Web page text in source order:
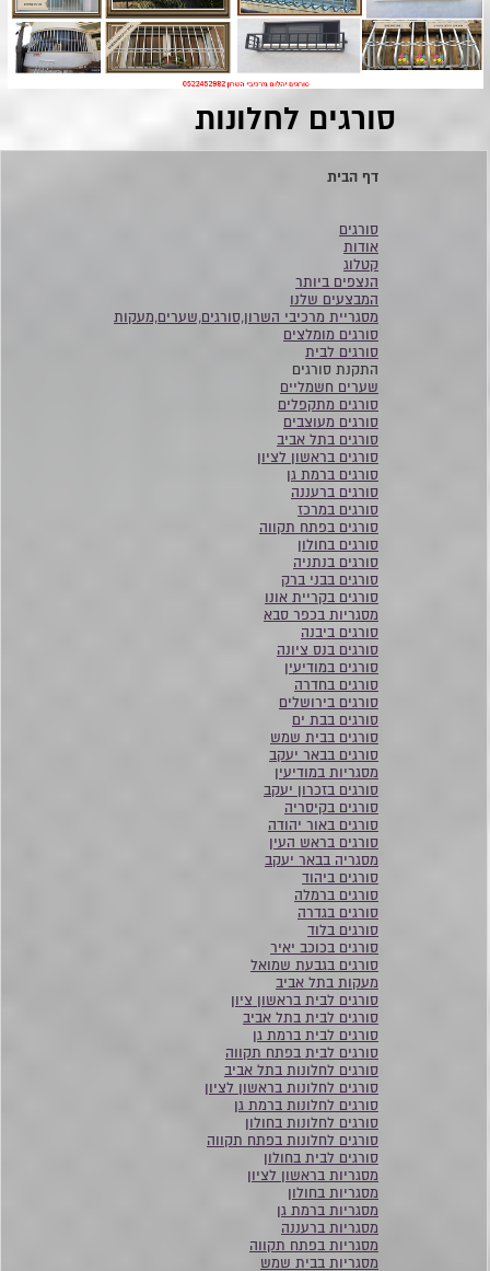
דף הבית
סורגים
אודות
קטלוג
הנצפים ביותר
המבצעים שלנו
מסגריית מרכיבי השרון,סורגים,שערים,מעקות
סורגים מומלצים
סורגים לבית
התקנת סורגים
שערים חשמליים
סורגים מתקפלים
סורגים מעוצבים
סורגים בתל אביב
סורגים בראשון לציון
סורגים ברמת גן
סורגים ברעננה
סורגים במרכז
סורגים בפתח תקווה
סורגים בחולון
סורגים בנתניה
סורגים בבני ברק
סורגים בקריית אונו
מסגריות בכפר סבא
סורגים ביבנה
סורגים בנס ציונה
סורגים במודיעין
סורגים בחדרה
סורגים בירושלים
סורגים בבת ים
סורגים בבית שמש
סורגים בבאר יעקב
מסגריות במודיעין
סורגים בזכרון יעקב
סורגים בקיסריה
סורגים באור יהודה
סורגים בראש העין
מסגריה בבאר יעקב
סורגים ביהוד
סורגים ברמלה
סורגים בגדרה
סורגים בלוד
סורגים בכוכב יאיר
סורגים בגבעת שמואל
מעקות בתל אביב
סורגים לבית בראשון ציון
סורגים לבית בתל אביב
סורגים לבית ברמת גן
סורגים לבית בפתח תקווה
סורגים לחלונות בתל אביב
סורגים לחלונות בראשון לציון
סורגים לחלונות ברמת גן
סורגים לחלונות בחולון
סורגים לחלונות בפתח תקווה
סורגים לבית בחולון
מסגריות בראשון לציון
מסגריות בחולון
מסגריות ברמת גן
מסגריות ברעננה
מסגריות בפתח תקווה
מסגריות בבית שמש
סורגים לחלונות